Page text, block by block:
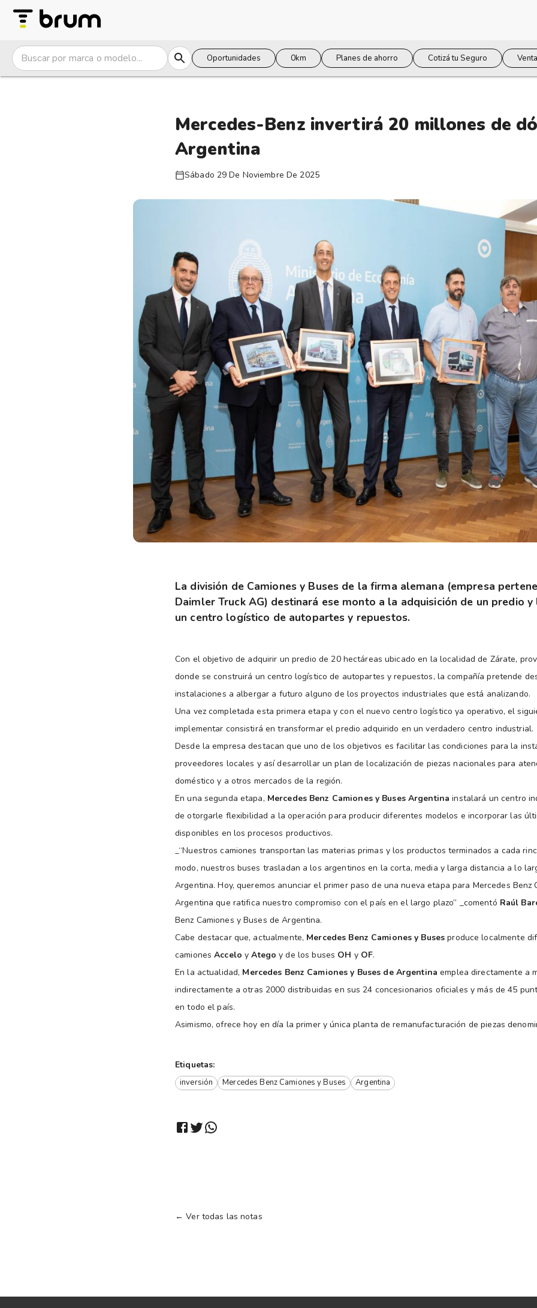
Oportunidades 0km Planes de ahorro Cotizá tu Seguro
Mercedes-Benz invertirá 20 millones de
Argentina
Sábado 29 De Noviembre De 2025
La división de Camiones y Buses de la firma alemana (empresa
Daimler Truck AG) destinará ese monto a la adquisición de un predio
un centro logístico de autopartes y repuestos.
Con el objetivo de adquirir un predio de 20 hectáreas ubicado en la localidad de Zárate,
donde se construirá un centro logístico de autopartes y repuestos, la compañía pretende
instalaciones a albergar a futuro alguno de los proyectos industriales que está analizando.
Una vez completada esta primera etapa y con el nuevo centro logístico ya operativo, el
implementar consistirá en transformar el predio adquirido en un verdadero centro industrial.
Desde la empresa destacan que uno de los objetivos es facilitar las condiciones para la
proveedores locales y así desarrollar un plan de localización de piezas nacionales para
doméstico y a otros mercados de la región.
En una segunda etapa, Mercedes Benz Camiones y Buses Argentina instalará un centro
de otorgarle flexibilidad a la operación para producir diferentes modelos e incorporar las
disponibles en los procesos productivos.
_“Nuestros camiones transportan las materias primas y los productos terminados a cada
modo, nuestros buses trasladan a los argentinos en la corta, media y larga distancia a lo
Argentina. Hoy, queremos anunciar el primer paso de una nueva etapa para Mercedes Benz
Argentina que ratifica nuestro compromiso con el país en el largo plazo” _comentó Raúl
Benz Camiones y Buses de Argentina.
Cabe destacar que, actualmente, Mercedes Benz Camiones y Buses produce localmente
camionesAccelo yAtego y de los buses OH y OF.
En la actualidad, Mercedes Benz Camiones y Buses de Argentina emplea directamente a
indirectamente a otras 2000 distribuidas en sus 24 concesionarios oficiales y más de 45
en todo el país.
Asimismo, ofrece hoy en día la primer y única planta de remanufacturación de piezas
Etiquetas:
inversión Mercedes Benz Camiones y Buses Argentina
← Ver todas las notas